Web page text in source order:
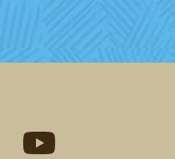
on reddit
Find me on youtube